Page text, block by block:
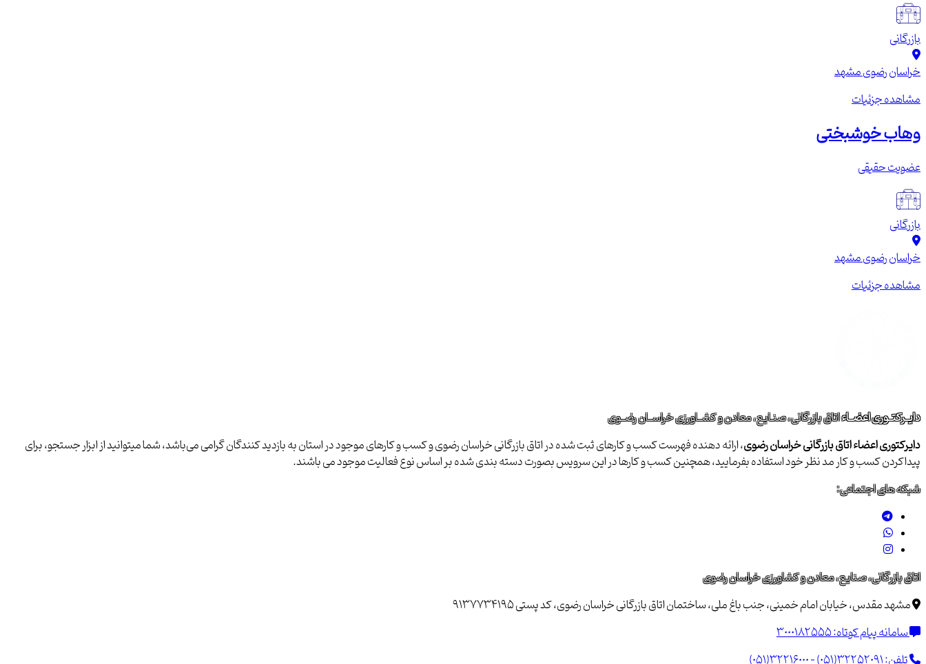
بازرگانی
خراسان رضویمشهد
مشاهده جزئیات
وهاب خوشبختی
عضویت حقیقی
بازرگانی
خراسان رضویمشهد
مشاهده جزئیات
دایــرکتــوری اعضــاءاتاق بازرگانی، صنـایع، معادن و کشــاورزی خراســان رضــوی
دایرکتوری اعضاء اتاق بازرگانی خراسان رضوی، ارائه دهنده فهرست کسب و کارهای ثبت شده در اتاق بازرگانی خراسان رضوی و کسب و کارهای موجود در استان به بازدید کنندگان گرامی می‌باشد، شما میتوانید از ابزار جستجو، برای
پیداکردن کسب و کار مد نظر خود استفاده بفرمایید، همچنین کسب و کارها در این سرویس بصورت دسته بندی شده بر اساس نوع فعالیت موجود می باشند.
شبکه های اجتماعی:
اتاق بازرگانی، صنایع، معادن و کشاورزی خراسان رضوی
مشهد مقدس، خیابان امام خمینی، جنب باغ ملی، ساختمان اتاق بازرگانی خراسان رضوی، کد پستی 9137734195
سامانه پیام کوتاه:3000182555
تلفن:(051)32216000 - (051)32252091